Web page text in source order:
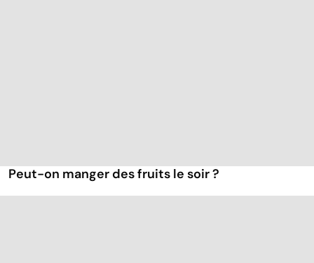
Peut-on manger des fruits le soir ?